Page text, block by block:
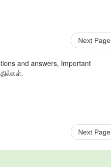
Next Page
and answers, Important
Next Page